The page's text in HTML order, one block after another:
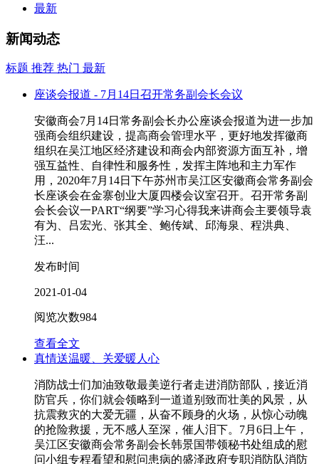
最新
新闻动态
标题 推荐 热门 最新
座谈会报道 - 7月14日召开常务副会长会议
安徽商会7月14日常务副会长办公座谈会报道为进一步加
强商会组织建设，提高商会管理水平，更好地发挥徽商
组织在吴江地区经济建设和商会内部资源方面互补，增
强互益性、自律性和服务性，发挥主阵地和主力军作
用，2020年7月14日下午苏州市吴江区安徽商会常务副会
长座谈会在金寨创业大厦四楼会议室召开。召开常务副
会长会议一PART“纲要”学习心得我来讲商会主要领导袁
有为、吕宏光、张其全、鲍传斌、邱海泉、程洪典、
汪...
发布时间
2021-01-04
阅览次数984
查看全文
真情送温暖、关爱暖人心
消防战士们加油致敬最美逆行者走进消防部队，接近消
防官兵，你们就会领略到一道道别致而壮美的风景，从
抗震救灾的大爱无疆，从奋不顾身的火场，从惊心动魄
的抢险救援，无不感人至深，催人泪下。7月6日上午，
吴江区安徽商会常务副会长韩景国带领秘书处组成的慰
问小组专程看望和慰问患病的盛泽政府专职消防队消防